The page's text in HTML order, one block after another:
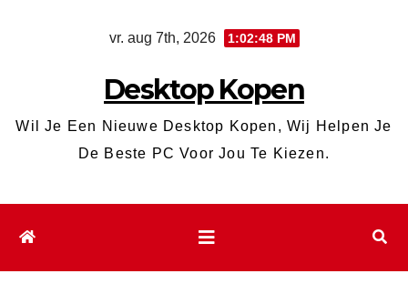
vr. aug 7th, 2026 1:02:49 PM
Desktop Kopen
Wil Je Een Nieuwe Desktop Kopen, Wij Helpen Je
De Beste PC Voor Jou Te Kiezen.